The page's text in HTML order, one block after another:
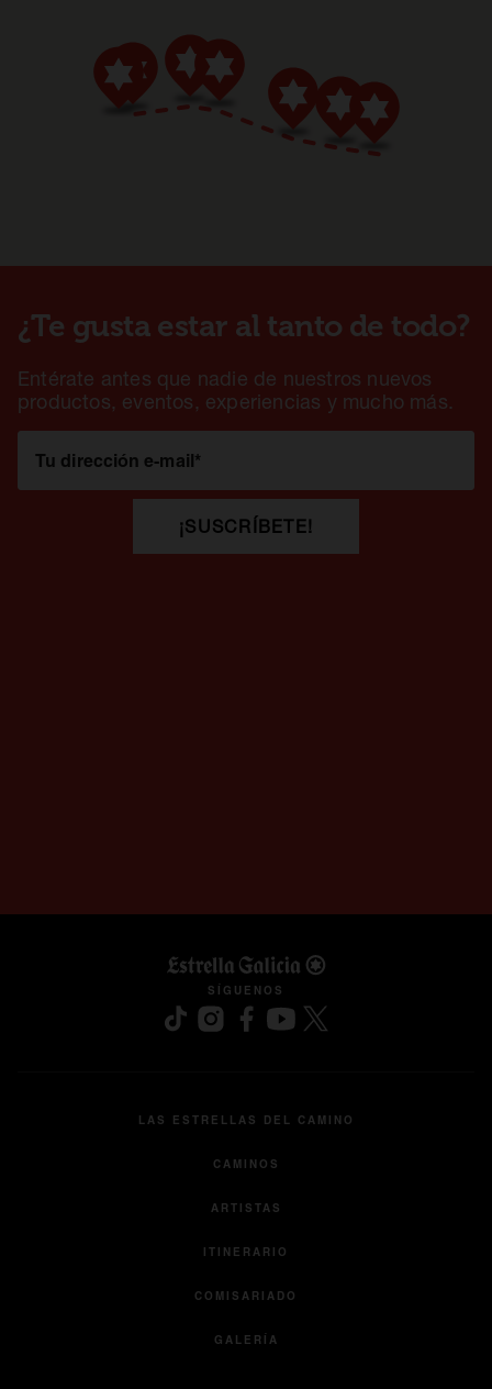
¿Te gusta estar al tanto de todo?
Entérate antes que nadie de nuestros nuevos
productos, eventos, experiencias y mucho más.
Tu dirección e-mail*
¡SUSCRÍBETE!
se abre en una pestaña
SÍGUENOS
LAS ESTRELLAS DEL CAMINO
CAMINOS
ARTISTAS
ITINERARIO
COMISARIADO
GALERÍA